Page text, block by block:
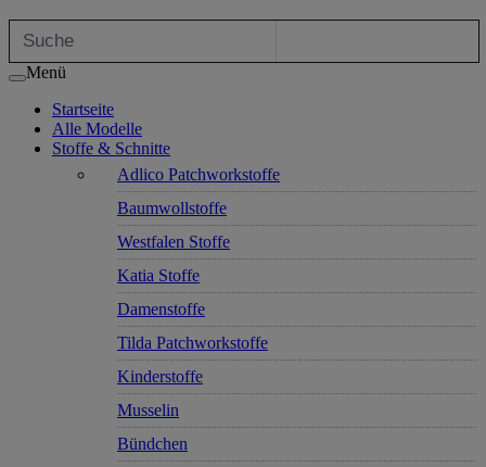
Menü
Startseite
Alle Modelle
Stoffe & Schnitte
Adlico Patchworkstoffe
Baumwollstoffe
Westfalen Stoffe
Katia Stoffe
Damenstoffe
Tilda Patchworkstoffe
Kinderstoffe
Musselin
Bündchen